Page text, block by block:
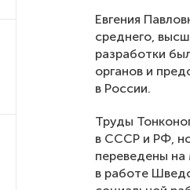
Евгения
среднего,
разработки
органов и
в России.
Труды
в СССР и РФ,
переведены на
в работе